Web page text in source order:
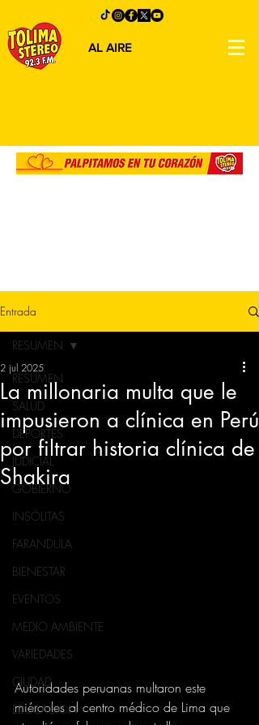
AL AIRE
Entrada
RESUMEN
SALUD
DEPORTES
JUDICIAL
GOBIERNO
INSÓLITAS
FARANDULA
BIENESTAR
EVENTOS
MEDIO AMBIENTE
VARIEDADES
CIUDAD
EDUCACION
RESUMEN
La millonaria multa que le
impusieron a clínica en Perú
por filtrar historia clínica de
Shakira
2 jul 2025
Autoridades peruanas multaron este
miércoles al centro médico de Lima que